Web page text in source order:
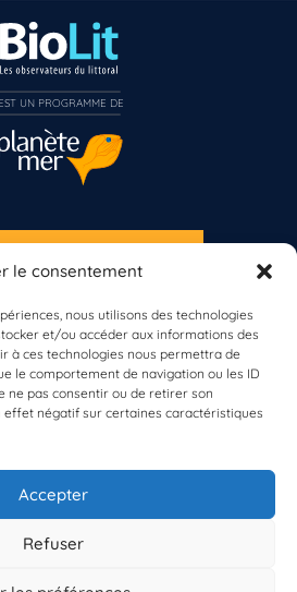
le consentement
nous utilisons des technologies
et/ou accéder aux informations des
à ces technologies nous permettra de
le comportement de navigation ou les ID
ne pas consentir ou de retirer son
négatif sur certaines caractéristiques
Accepter
Refuser
propos de BioLit
données d'observation
Ressources
du programme
Contacts
À LA NEWSLETTER
encore inscrit à Biolit ?
vous dès maintenant